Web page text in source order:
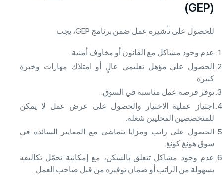
(GEP)
للحصول على تأشيرة عمل ضمن برنامج GEP، يجب:
عدم وجود مشاكل مع القانون أو مخاوف أمنية.
الحصول على مؤهل تعليمي عالٍ أو امتلاك مهارات وخبرة
كبيرة.
توفر فرصة عمل مناسبة في السوق.
اجتياز عملية الاختيار والحصول على عرض عمل لا يمكن
للمتخصصين المحليين شغله.
الحصول على راتب ومزايا تتماشى مع المعايير السائدة في
سوق هونغ كونغ.
عدم وجود مشاكل تتعلق بالسكن، مع إمكانية تحمّل تكاليفه
بسهولة من الراتب أو ضمان توفيره من قبل صاحب العمل.